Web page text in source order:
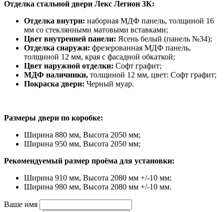
Отделка стальной двери Лекс Легион 3К:
Отделка внутри: наборная МДФ панель, толщиной 16
мм со стеклянными матовыми вставками;
Цвет внутренней панели: Ясень белый (панель №34);
Отделка снаружи: фрезерованная МДФ панель,
толщиной 12 мм, края с фасадной обкаткой;
Цвет наружной отделки: Софт графит;
МДФ наличники, толщиной 12 мм, цвет: Софт графит;
Покраска двери: Черный муар.
Размеры двери по коробке:
Ширина 880 мм, Высота 2050 мм;
Ширина 950 мм, Высота 2050 мм;
Рекомендуемый размер проёма для установки:
Ширина 910 мм, Высота 2080 мм +/-10 мм;
Ширина 980 мм, Высота 2080 мм +/-10 мм.
Ваше имя